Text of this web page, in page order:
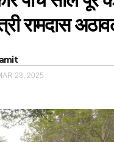
रामदास
amit
23, 2025